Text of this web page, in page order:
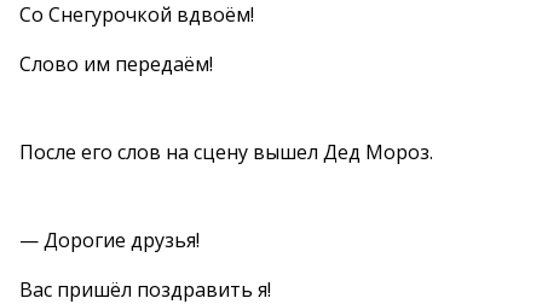
Со Снегурочкой вдвоём!
Слово им передаём!
После его слов на сцену вышел Дед Мороз.
— Дорогие друзья!
Вас пришёл поздравить я!